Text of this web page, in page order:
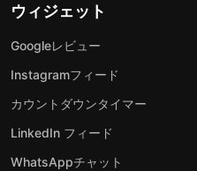
ウィジェット
Googleレビュー
Instagramフィード
カウントダウンタイマー
LinkedIn フィード
WhatsAppチャット